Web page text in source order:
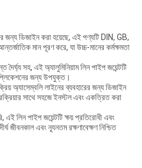
জন্য ডিজাইন করা হয়েছে, এই পণ্যটি DIN, GB,
মান পূরণ করে, যা উচ্চ-মানের কর্মক্ষমতা
দৈর্ঘ্য সহ, এই অ্যালুমিনিয়াম লিন পাইপ জয়েন্টটি
জন্য উপযুক্ত।
অ্যাসেম্বলি লাইনের ব্যবহারের জন্য ডিজাইন
সাথে সহজে ইনস্টল এবং একত্রিত করা
এই লিন পাইপ জয়েন্টটি ক্ষয় প্রতিরোধী এবং
জীবনকাল এবং ন্যূনতম রক্ষণাবেক্ষণ নিশ্চিত